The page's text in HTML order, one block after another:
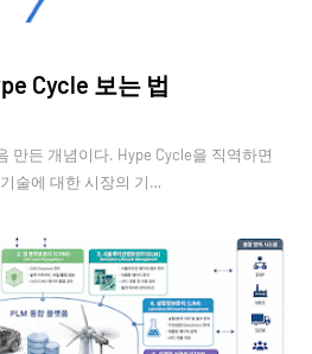
Cycle 보는 법
만든 개념이다. Hype Cycle을 직역하면
술에 대한 시장의 기…